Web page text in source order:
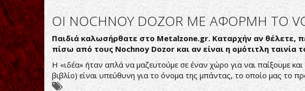
ΟΙ NOCHNOY DOZOR ΜΕ ΑΦΟΡΜΗ ΤΟ
Παιδιά καλωσήρθατε στο Metalzone.gr. Καταρχήν αν θέλετε,
πίσω από τους Nochnoy Dozor και αν είναι η ομότιτλη
Η «ιδέα» ήταν απλά να μαζευτούμε σε έναν χώρο για ναι παίξουμε
βιβλίο) είναι υπεύθυνη για το όνομα της μπάντας, το οποίο μας το